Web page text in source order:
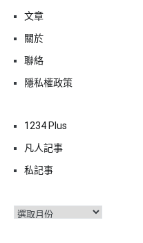
文章
關於
聯絡
隱私權政策
1234 Plus
凡人記事
私記事
彙